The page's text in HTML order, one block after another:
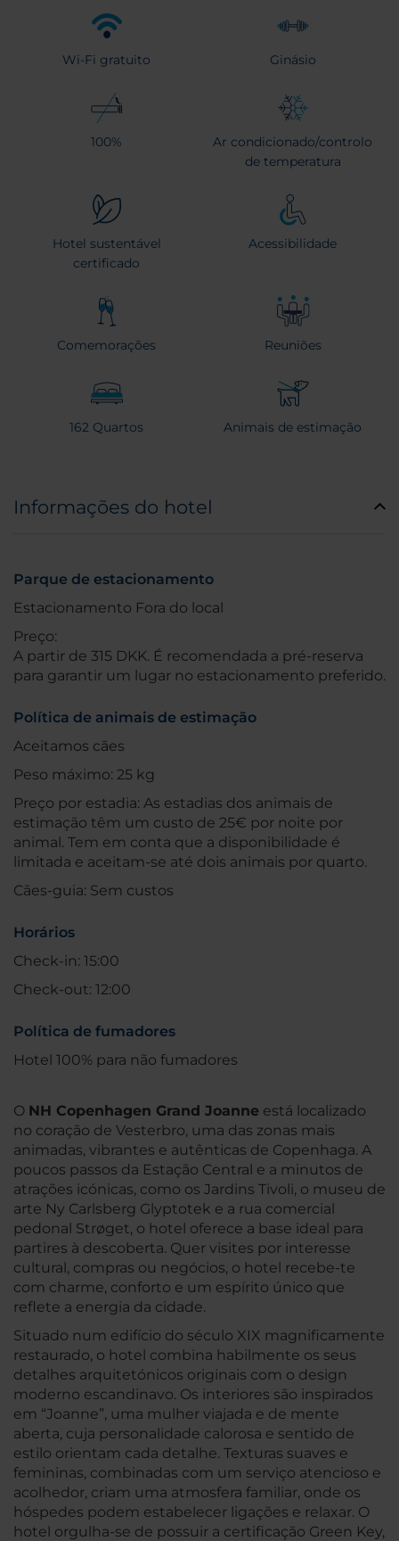
Wi-Fi gratuito Ginásio
100%
Ar condicionado/controlo
de temperatura
Hotel sustentável
certificado
Acessibilidade
Comemorações Reuniões
162 Quartos Animais de estimação
Informações do hotel
Parque de estacionamento
Estacionamento Fora do local
Preço:
A partir de 315 DKK. É recomendada a pré-reserva
para garantir um lugar no estacionamento preferido.
Política de animais de estimação
Aceitamos cães
Peso máximo: 25 kg
Preço por estadia: As estadias dos animais de
estimação têm um custo de 25€ por noite por
animal. Tem em conta que a disponibilidade é
limitada e aceitam-se até dois animais por quarto.
Cães-guia: Sem custos
Horários
Check-in: 15:00
Check-out: 12:00
Política de fumadores
Hotel 100% para não fumadores
O NH Copenhagen Grand Joanne está localizado
no coração de Vesterbro, uma das zonas mais
animadas, vibrantes e autênticas de Copenhaga. A
poucos passos da Estação Central e a minutos de
atrações icónicas, como os Jardins Tivoli, o museu de
arte Ny Carlsberg Glyptotek e a rua comercial
pedonal Strøget, o hotel oferece a base ideal para
partires à descoberta. Quer visites por interesse
cultural, compras ou negócios, o hotel recebe-te
com charme, conforto e um espírito único que
reflete a energia da cidade.
Situado num edifício do século XIX magnificamente
restaurado, o hotel combina habilmente os seus
detalhes arquitetónicos originais com o design
moderno escandinavo. Os interiores são inspirados
em “Joanne”, uma mulher viajada e de mente
aberta, cuja personalidade calorosa e sentido de
estilo orientam cada detalhe. Texturas suaves e
femininas, combinadas com um serviço atencioso e
acolhedor, criam uma atmosfera familiar, onde os
hóspedes podem estabelecer ligações e relaxar. O
hotel orgulha-se de possuir a certificação Green Key,